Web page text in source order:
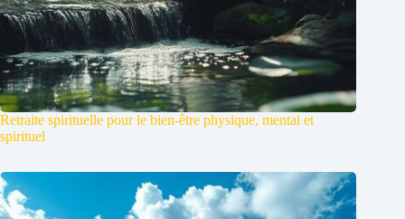
Retraite spirituelle pour le bien-être physique, mental et
spirituel